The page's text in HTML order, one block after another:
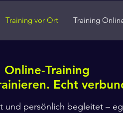
Training vor Ort Training
Online-Training
Echt
und persönlich begleitet –